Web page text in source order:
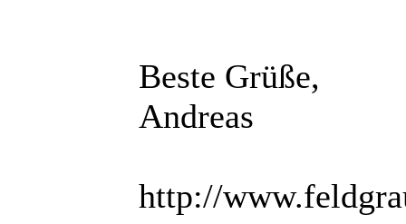
Beste Grüße,
Andreas
http://